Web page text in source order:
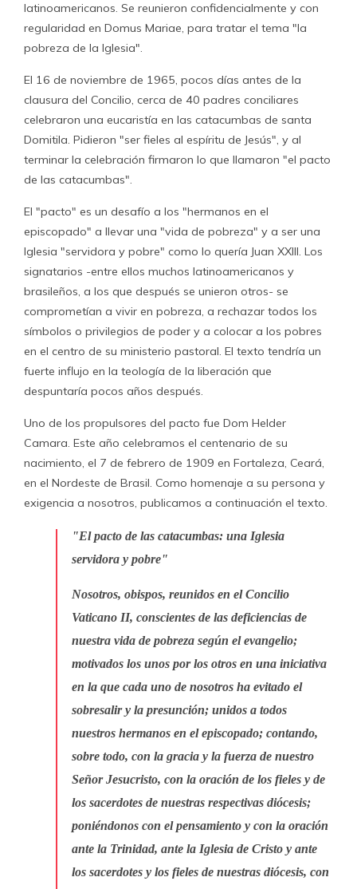
latinoamericanos. Se reunieron confidencialmente y con
regularidad en Domus Mariae, para tratar el tema "la
pobreza de la Iglesia".
El 16 de noviembre de 1965, pocos días antes de la
clausura del Concilio, cerca de 40 padres conciliares
celebraron una eucaristía en las catacumbas de santa
Domitila. Pidieron "ser fieles al espíritu de Jesús", y al
terminar la celebración firmaron lo que llamaron "el pacto
de las catacumbas".
El "pacto" es un desafío a los "hermanos en el
episcopado" a llevar una "vida de pobreza" y a ser una
Iglesia "servidora y pobre" como lo quería Juan XXIII. Los
signatarios -entre ellos muchos latinoamericanos y
brasileños, a los que después se unieron otros- se
comprometían a vivir en pobreza, a rechazar todos los
símbolos o privilegios de poder y a colocar a los pobres
en el centro de su ministerio pastoral. El texto tendría un
fuerte influjo en la teología de la liberación que
despuntaría pocos años después.
Uno de los propulsores del pacto fue Dom Helder
Camara. Este año celebramos el centenario de su
nacimiento, el 7 de febrero de 1909 en Fortaleza, Ceará,
en el Nordeste de Brasil. Como homenaje a su persona y
exigencia a nosotros, publicamos a continuación el texto.
"El pacto de las catacumbas: una Iglesia
servidora y pobre"
Nosotros, obispos, reunidos en el Concilio
Vaticano II, conscientes de las deficiencias de
nuestra vida de pobreza según el evangelio;
motivados los unos por los otros en una iniciativa
en la que cada uno de nosotros ha evitado el
sobresalir y la presunción; unidos a todos
nuestros hermanos en el episcopado; contando,
sobre todo, con la gracia y la fuerza de nuestro
Señor Jesucristo, con la oración de los fieles y de
los sacerdotes de nuestras respectivas diócesis;
poniéndonos con el pensamiento y con la oración
ante la Trinidad, ante la Iglesia de Cristo y ante
los sacerdotes y los fieles de nuestras diócesis, con